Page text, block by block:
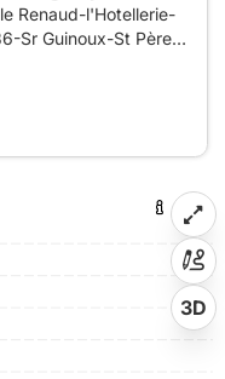
Renaud-l'Hotellerie-
Sr Guinoux-St Père-
Dinard. N 193 Bis-
21640056
3D